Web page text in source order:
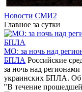
Новости СМИ2
Главное за сутки
МО: за ночь над
БПЛА Российские
за ночь над
украинских БПЛА. Об
"В течение